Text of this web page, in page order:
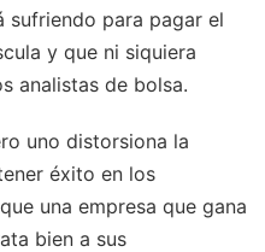
sufriendo para pagar el
y que ni siquiera
analistas de bolsa.
uno distorsiona la
éxito en los
una empresa que gana
bien a sus